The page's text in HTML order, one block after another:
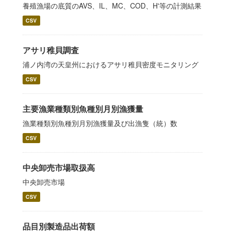
養殖漁場の底質のAVS、IL、MC、COD、H'等の計測結果
CSV
アサリ稚貝調査
浦ノ内湾の天皇州におけるアサリ稚貝密度モニタリング
CSV
主要漁業種類別魚種別月別漁獲量
漁業種類別魚種別月別漁獲量及び出漁隻（統）数
CSV
中央卸売市場取扱高
中央卸売市場
CSV
品目別製造品出荷額